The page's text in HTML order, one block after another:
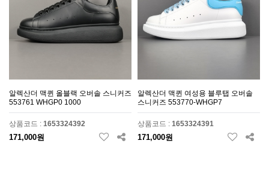
알렉산더 맥퀸 올블랙 오버솔 스니커즈
553761 WHGP0 1000
상품코드 : 1653324392
171,000원
알렉산더 맥퀸 여성용 블루탭 오버솔
스니커즈 553770-WHGP7
상품코드 : 1653324391
171,000원